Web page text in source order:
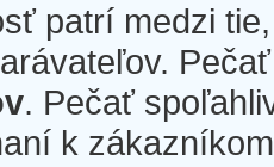
patrí medzi
. Pečať
k